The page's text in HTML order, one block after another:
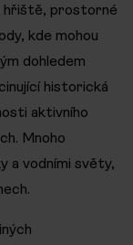
hřiště, prostorné
kde mohou
dohledem
historická
aktivního
Mnoho
a vodními světy,